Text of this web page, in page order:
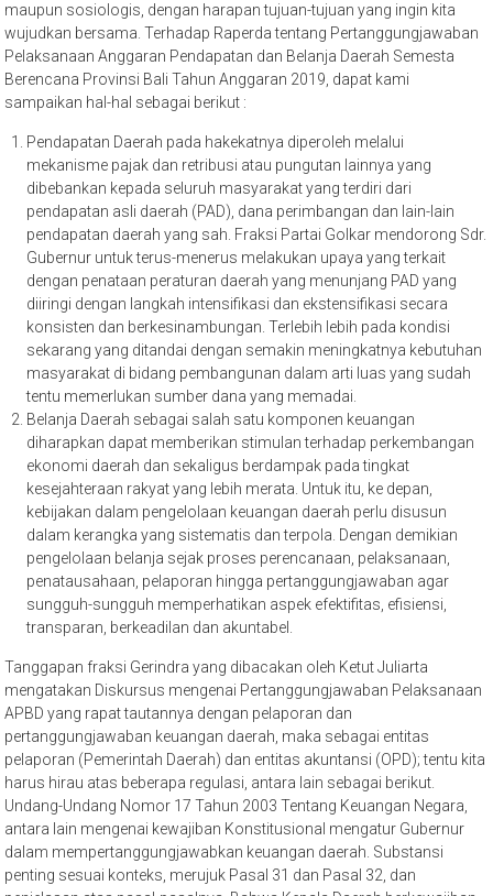
maupun sosiologis, dengan harapan tujuan-tujuan yang ingin kita
wujudkan bersama. Terhadap Raperda tentang Pertanggungjawaban
Pelaksanaan Anggaran Pendapatan dan Belanja Daerah Semesta
Berencana Provinsi Bali Tahun Anggaran 2019, dapat kami
sampaikan hal-hal sebagai berikut :
Pendapatan Daerah pada hakekatnya diperoleh melalui
mekanisme pajak dan retribusi atau pungutan lainnya yang
dibebankan kepada seluruh masyarakat yang terdiri dari
pendapatan asli daerah (PAD), dana perimbangan dan lain-lain
pendapatan daerah yang sah. Fraksi Partai Golkar mendorong Sdr.
Gubernur untuk terus-menerus melakukan upaya yang terkait
dengan penataan peraturan daerah yang menunjang PAD yang
diiringi dengan langkah intensifikasi dan ekstensifikasi secara
konsisten dan berkesinambungan. Terlebih lebih pada kondisi
sekarang yang ditandai dengan semakin meningkatnya kebutuhan
masyarakat di bidang pembangunan dalam arti luas yang sudah
tentu memerlukan sumber dana yang memadai.
Belanja Daerah sebagai salah satu komponen keuangan
diharapkan dapat memberikan stimulan terhadap perkembangan
ekonomi daerah dan sekaligus berdampak pada tingkat
kesejahteraan rakyat yang lebih merata. Untuk itu, ke depan,
kebijakan dalam pengelolaan keuangan daerah perlu disusun
dalam kerangka yang sistematis dan terpola. Dengan demikian
pengelolaan belanja sejak proses perencanaan, pelaksanaan,
penatausahaan, pelaporan hingga pertanggungjawaban agar
sungguh-sungguh memperhatikan aspek efektifitas, efisiensi,
transparan, berkeadilan dan akuntabel.
Tanggapan fraksi Gerindra yang dibacakan oleh Ketut Juliarta
mengatakan Diskursus mengenai Pertanggungjawaban Pelaksanaan
APBD yang rapat tautannya dengan pelaporan dan
pertanggungjawaban keuangan daerah, maka sebagai entitas
pelaporan (Pemerintah Daerah) dan entitas akuntansi (OPD); tentu kita
harus hirau atas beberapa regulasi, antara lain sebagai berikut.
Undang-Undang Nomor 17 Tahun 2003 Tentang Keuangan Negara,
antara lain mengenai kewajiban Konstitusional mengatur Gubernur
dalam mempertanggungjawabkan keuangan daerah. Substansi
penting sesuai konteks, merujuk Pasal 31 dan Pasal 32, dan